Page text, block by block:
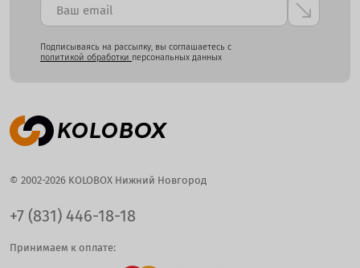
Подписываясь на рассылку, вы соглашаетесь с
политикой обработки персональных данных
© 2002-2026 KOLOBOX Нижний Новгород
+7 (831) 446-18-18
Принимаем к оплате: